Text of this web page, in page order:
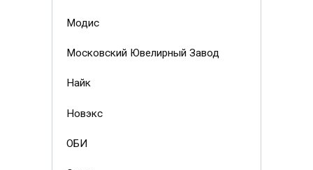
Модис
Московский Ювелирный Завод
Найк
Новэкс
ОБИ